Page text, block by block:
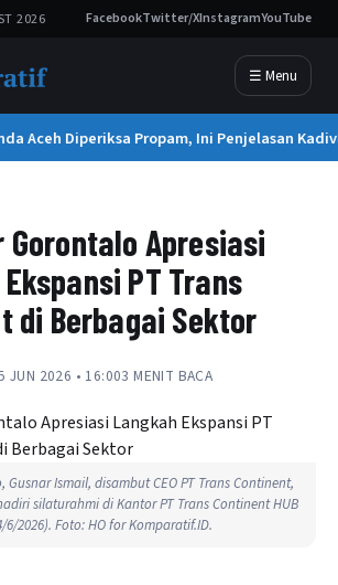
2026 FacebookTwitter/XInstagramYouTube
☰ Menu
Aceh Diperiksa Propam, Ini Penjelasan
Gorontalo Apresiasi
PT Trans
di Berbagai Sektor
JUN 2026 • 16:003 MENIT BACA
Ismail, disambut CEO PT Trans Continent,
silaturahmi di Kantor PT Trans Continent HUB
2026). Foto: HO for Komparatif.ID.